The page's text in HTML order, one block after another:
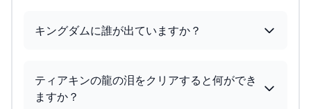
キングダムに誰が出ていますか？
ティアキンの龍の泪をクリアすると何ができ
ますか？